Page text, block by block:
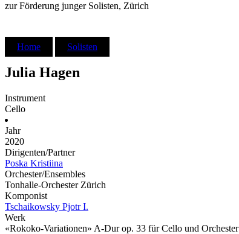
zur Förderung junger Solisten, Zürich
Home Solisten
Julia Hagen
Instrument
Cello
Jahr
2020
Dirigenten/Partner
Poska Kristiina
Orchester/Ensembles
Tonhalle-Orchester Zürich
Komponist
Tschaikowsky Pjotr I.
Werk
«Rokoko-Variationen» A-Dur op. 33 für Cello und Orchester